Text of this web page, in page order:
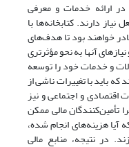
در ارائه خدمات و معرفی
دارند. کتابخانه‌ها با
خواهند بود تا هدف‌های
آنها به نحو مؤثرتری
و خدمات خود را توسعه
باید با تغییرات ناشی از
اقتصادی و اجتماعی و نیز
تأمین‌­کنندگان مالی ممکن
هزینه‌های انجام شده،
در نتیجه، منابع مالی